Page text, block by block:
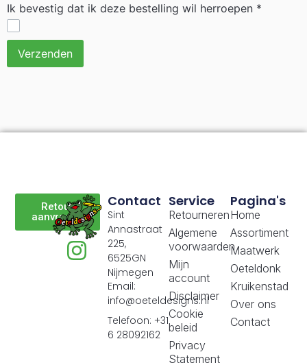
Ik bevestig dat ik deze bestelling wil herroepen *
Verzenden
Retour
aanvragen
Pagina's
Home
Assortiment
Maatwerk
Oeteldonk
Kruikenstad
Over ons
Contact
Service
Retourneren
Algemene
voorwaarden
Mijn
account
Disclaimer
Cookie
beleid
Privacy
Statement
Contact
Sint
Annastraat
225,
6525GN
Nijmegen
Email:
info@oeteldesigns.nl
Telefoon: +31
6 28092162